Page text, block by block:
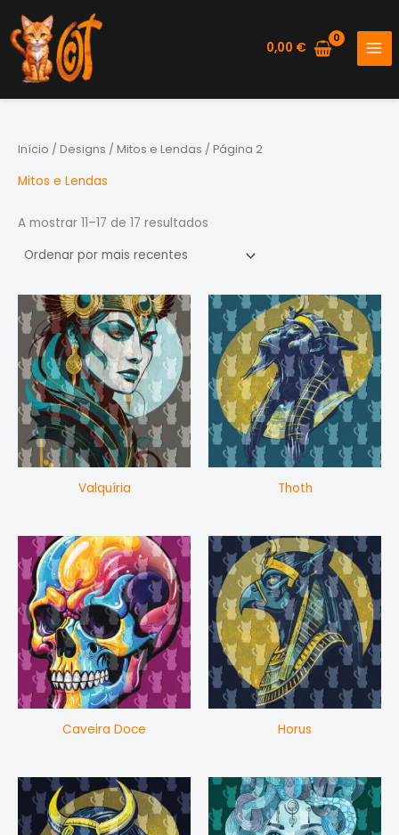
to
content
0,00 €
Início / Designs / Mitos e Lendas / Página 2
Mitos e Lendas
A mostrar 11–17 de 17 resultados
recentes
Valquíria Thoth
Caveira Doce Horus